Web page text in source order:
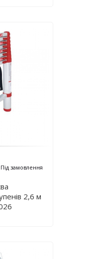
Під замовлення
2,6 м